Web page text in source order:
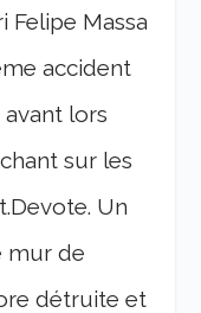
Felipe Massa
accident
avant lors
sur les
Un
mur de
détruite et